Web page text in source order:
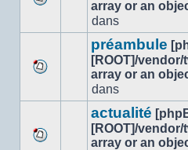
nouveau
message
array or an
dans
nouveau
message
préambule
[ROOT]/
array or an
dans
actualité
[ROOT]/
array or an